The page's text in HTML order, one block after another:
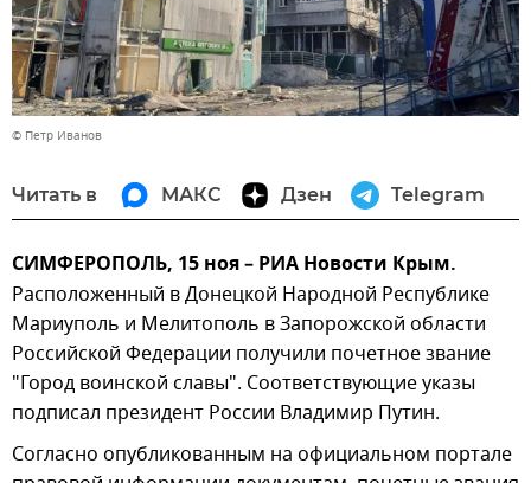
© Петр Иванов
Читать в МАКС Дзен Telegram
СИМФЕРОПОЛЬ, 15 ноя – РИА Новости Крым.
Расположенный в Донецкой Народной Республике
Мариуполь и Мелитополь в Запорожской области
Российской Федерации получили почетное звание
"Город воинской славы". Соответствующие указы
подписал президент России Владимир Путин.
Согласно опубликованным на официальном портале